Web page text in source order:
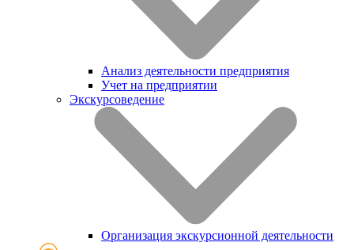
Анализ деятельности предприятия
Учет на предприятии
Экскурсоведение
Организация экскурсионной деятельности